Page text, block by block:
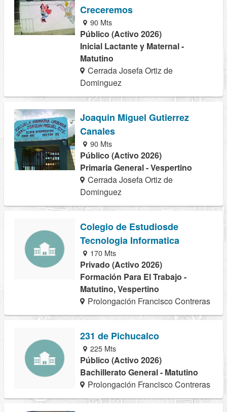
Creceremos
90 Mts
Público (Activo 2026)
Inicial Lactante y Maternal -
Matutino
Cerrada Josefa Ortiz de
Dominguez
Joaquin Miguel Gutierrez
Canales
90 Mts
Público (Activo 2026)
Primaria General - Vespertino
Cerrada Josefa Ortiz de
Dominguez
Colegio de Estudiosde
Tecnologia Informatica
170 Mts
Privado (Activo 2026)
Formación Para El Trabajo -
Matutino, Vespertino
Prolongación Francisco Contreras
231 de Pichucalco
225 Mts
Público (Activo 2026)
Bachillerato General - Matutino
Prolongación Francisco Contreras